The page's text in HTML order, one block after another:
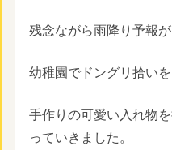
残念ながら雨降り予報
幼稚園でドングリ拾いを
手作りの可愛い入れ物
っていきました。